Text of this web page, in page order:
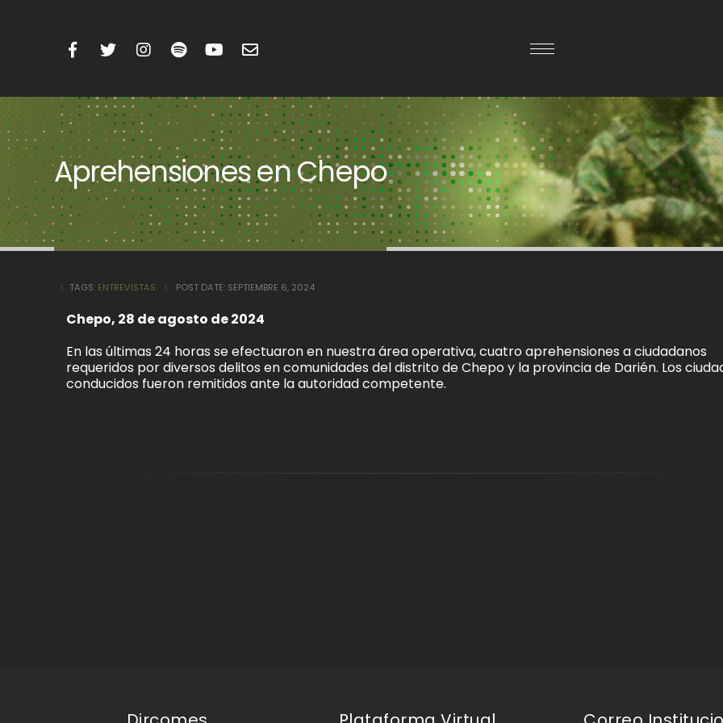
Aprehensiones en Chepo
TAGS: ENTREVISTAS POST DATE: SEPTIEMBRE 6, 2024
Chepo, 28 de agosto de 2024
En las últimas 24 horas se efectuaron en nuestra área operativa, cuatro aprehensiones a ciudadanos
requeridos por diversos delitos en comunidades del distrito de Chepo y la provincia de Darién. Los
conducidos fueron remitidos ante la autoridad competente.